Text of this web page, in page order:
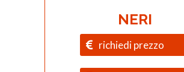
NERI
richiedi prezzo